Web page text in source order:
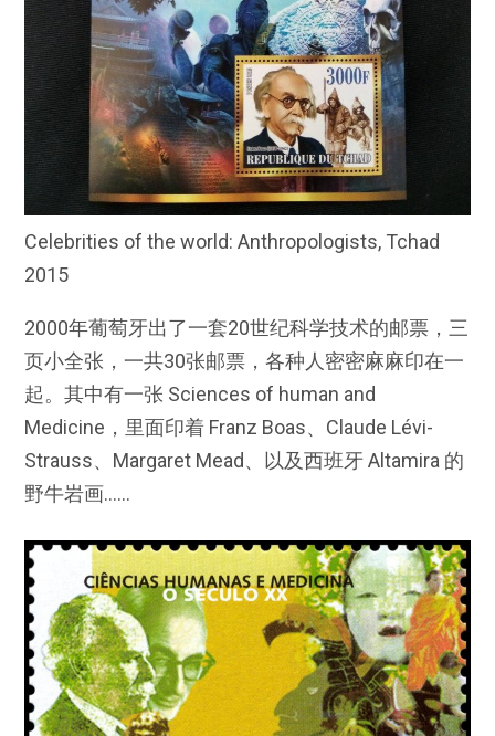
Celebrities of the world: Anthropologists, Tchad
2015
2000年葡萄牙出了一套20世纪科学技术的邮票，三
页小全张，一共30张邮票，各种人密密麻麻印在一
起。其中有一张 Sciences of human and
Medicine，里面印着 Franz Boas、Claude Lévi-
Strauss、Margaret Mead、以及西班牙 Altamira 的
野牛岩画……